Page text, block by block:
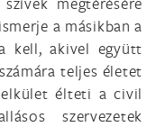
a másikban a
kell, akivel együtt
teljes életet
élteti a civil
szervezetek